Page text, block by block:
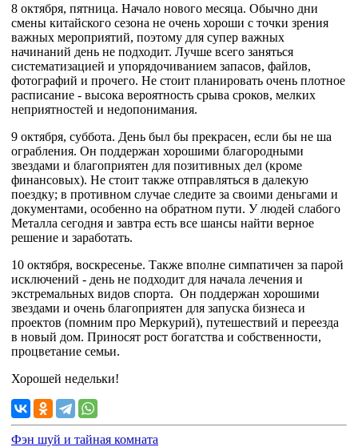
8 октября, пятница. Начало нового месяца. Обычно дни
смены китайского сезона не очень хороши с точки зрения
важных мероприятий, поэтому для супер важных
начинаний день не подходит. Лучше всего заняться
систематизацией и упорядочиванием запасов, файлов,
фотографий и прочего. Не стоит планировать очень плотное
расписание - высока вероятность срыва сроков, мелких
неприятностей и недопонимания.
9 октября, суббота. День был бы прекрасен, если бы не ша
ограбления. Он поддержан хорошими благородными
звездами и благоприятен для позитивных дел (кроме
финансовых). Не стоит также отправляться в далекую
поездку; в противном случае следите за своими деньгами и
документами, особенно на обратном пути. У людей слабого
Металла сегодня и завтра есть все шансы найти верное
решение и заработать.
10 октября, воскресенье. Также вполне симпатичен за парой
исключений - день не подходит для начала лечения и
экстремальных видов спорта. Он поддержан хорошими
звездами и очень благоприятен для запуска бизнеса и
проектов (помним про Меркурий), путешествий и переезда
в новый дом. Приносят рост богатства и собственности,
процветание семьи.
Хорошей недельки!
Фэн шуй и тайная комната